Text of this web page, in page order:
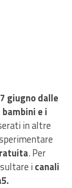
giugno dalle
e i
in altre
. Per
icanali